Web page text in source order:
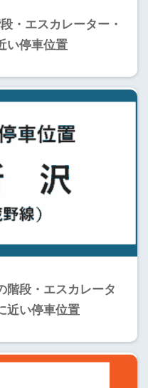
・エスカレーター・
い停車位置
階段・エスカレータ
近い停車位置